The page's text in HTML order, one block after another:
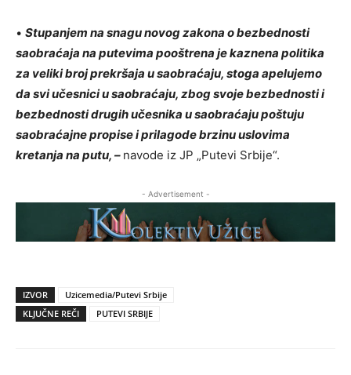
• Stupanjem na snagu novog zakona o bezbednosti
saobraćaja na putevima pooštrena je kaznena politika
za veliki broj prekršaja u saobraćaju, stoga apelujemo
da svi učesnici u saobraćaju, zbog svoje bezbednosti i
bezbednosti drugih učesnika u saobraćaju poštuju
saobraćajne propise i prilagode brzinu uslovima
kretanja na putu, – navode iz JP „Putevi Srbije“.
- Advertisement -
IZVOR
Uzicemedia/Putevi Srbije
KLJUČNE REČI
PUTEVI SRBIJE